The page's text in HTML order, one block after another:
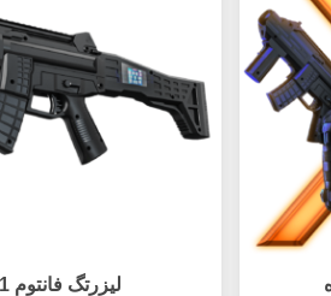
لیزرتگ فانتوم 301